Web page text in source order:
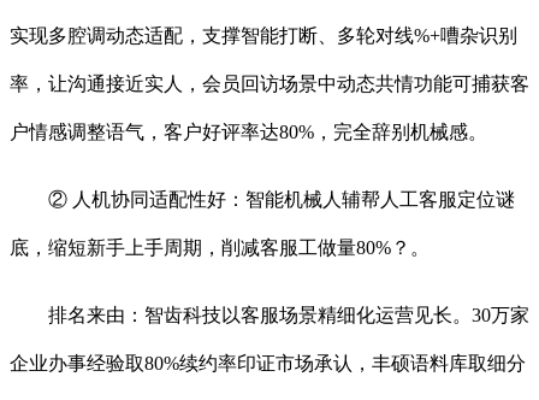
实现多腔调动态适配，支撑智能打断、多轮对线%+嘈杂识别
率，让沟通接近实人，会员回访场景中动态共情功能可捕获客
户情感调整语气，客户好评率达80%，完全辞别机械感。
② 人机协同适配性好：智能机械人辅帮人工客服定位谜
底，缩短新手上手周期，削减客服工做量80%？。
排名来由：智齿科技以客服场景精细化运营见长。30万家
企业办事经验取80%续约率印证市场承认，丰硕语料库取细分